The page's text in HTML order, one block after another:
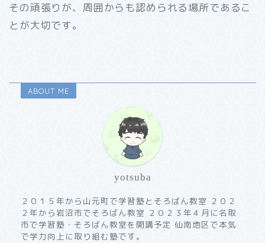
その頑張りが、周囲からも認められる場所であるこ
とが大切です。
ABOUT ME
yotsuba
２０１５年から山元町で学習塾とそろばん教室 ２０２
２年から岩沼市でそろばん教室 ２０２３年４月に名取
市で学習塾・そろばん教室を開講予定 仙南地区で本気
で学力向上に取り組む塾です。